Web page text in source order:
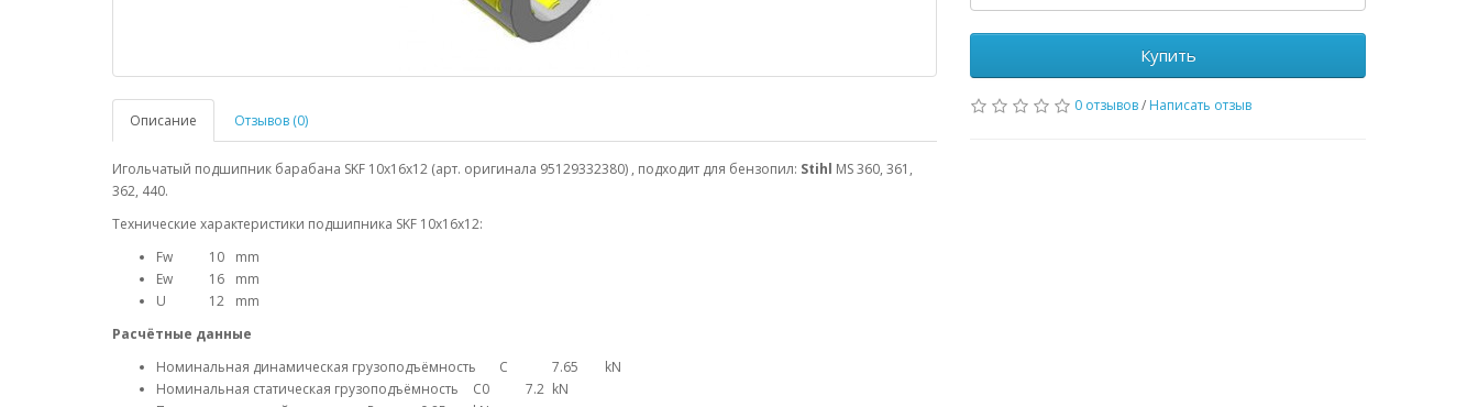
Описание Отзывов (0)
Игольчатый подшипник барабана SKF 10x16x12 (арт. оригинала 95129332380) , подходит для бензопил: Stihl MS 360, 361,
362, 440.
Технические характеристики подшипника SKF 10x16x12:
Fw
10
mm
Ew
16
mm
U
12
mm
Расчётные данные
Номинальная динамическая грузоподъёмность
C 7.65
kN
Номинальная статическая грузоподъёмность
C0 7.2 kN
Купить
0 отзывов/ Написать отзыв